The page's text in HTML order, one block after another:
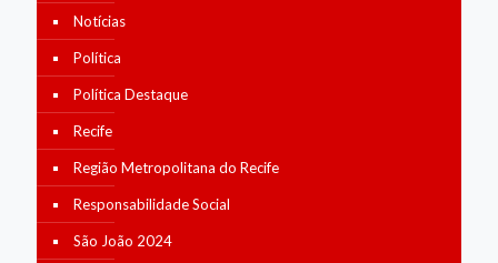
Notícias
Política
Política Destaque
Recife
Região Metropolitana do Recife
Responsabilidade Social
São João 2024